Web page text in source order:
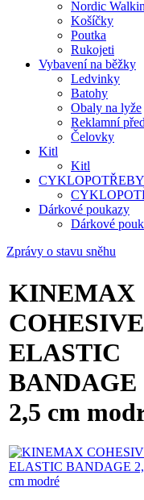
Nordic
Košíčky
Poutka
Rukojeti
Vybavení na běžky
Ledvinky
Batohy
Obaly na lyže
Reklamní
Čelovky
Kitl
Kitl
CYKLOPOTŘEBY
Dárkové poukazy
Dárkové
Zprávy o stavu sněhu
KINEMAX
COHESIVE
ELASTIC
BANDAGE
2,5 cm